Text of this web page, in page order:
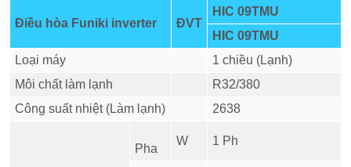
Điều hòa Funiki inverter ĐVT
HIC 09TMU
HIC 09TMU
Loại máy
1 chiều (Lạnh)
Môi chất làm lạnh
R32/380
Công suất nhiệt (Làm lạnh)
2638
Pha
W 1 Ph